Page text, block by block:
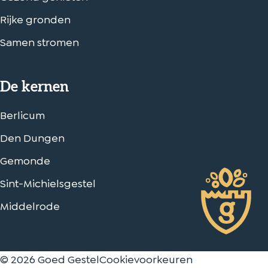
Rijke gronden
Samen stromen
De kernen
Berlicum
Den Dungen
Gemonde
Sint-Michielsgestel
Middelrode
© 2026 Goed GestelCookievoorkeuren